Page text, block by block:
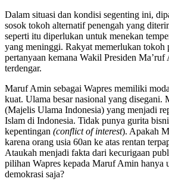
Dalam situasi dan kondisi segenting ini,
sosok tokoh alternatif penengah yang
seperti itu diperlukan untuk menekan
yang meninggi. Rakyat memerlukan tokoh
pertanyaan kemana Wakil Presiden
terdengar.
Maruf Amin sebagai Wapres memiliki
kuat. Ulama besar nasional yang
(Majelis Ulama Indonesia) yang menjadi
Islam di Indonesia. Tidak punya gurita
kepentingan (conflict of interest). Apakah
karena orang usia 60an ke atas rentan
Ataukah menjadi fakta dari kecurigaan
pilihan Wapres kepada Maruf Amin hanya
demokrasi saja?